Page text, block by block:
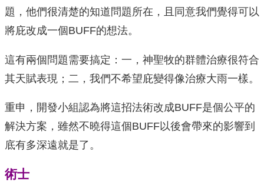
題，他們很清楚的知道問題所在，且同意我們覺得可以
將庇改成一個BUFF的想法。
這有兩個問題需要搞定：一，神聖牧的群體治療很符合
其天賦表現；二，我們不希望庇變得像治療大雨一樣。
重申，開發小組認為將這招法術改成BUFF是個公平的
解決方案，雖然不曉得這個BUFF以後會帶來的影響到
底有多深遠就是了。
術士